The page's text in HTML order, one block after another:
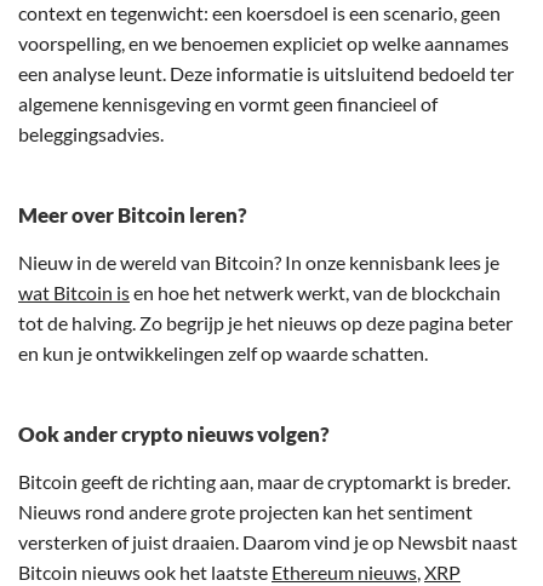
context en tegenwicht: een koersdoel is een scenario, geen
voorspelling, en we benoemen expliciet op welke aannames
een analyse leunt. Deze informatie is uitsluitend bedoeld ter
algemene kennisgeving en vormt geen financieel of
beleggingsadvies.
Meer over Bitcoin leren?
Nieuw in de wereld van Bitcoin? In onze kennisbank lees je
wat Bitcoin isen hoe het netwerk werkt, van de blockchain
tot de halving. Zo begrijp je het nieuws op deze pagina beter
en kun je ontwikkelingen zelf op waarde schatten.
Ook ander crypto nieuws volgen?
Bitcoin geeft de richting aan, maar de cryptomarkt is breder.
Nieuws rond andere grote projecten kan het sentiment
versterken of juist draaien. Daarom vind je op Newsbit naast
Bitcoin nieuws ook het laatste Ethereum nieuws,XRP